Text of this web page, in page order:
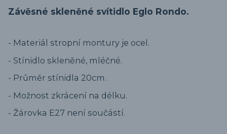
Závěsné skleněné svítidlo Eglo Rondo.
- Materiál stropní montury je ocel.
- Stínidlo skleněné, mléčné.
- Průměr stínidla 20cm.
- Možnost zkrácení na délku.
- Žárovka E27 není součástí.